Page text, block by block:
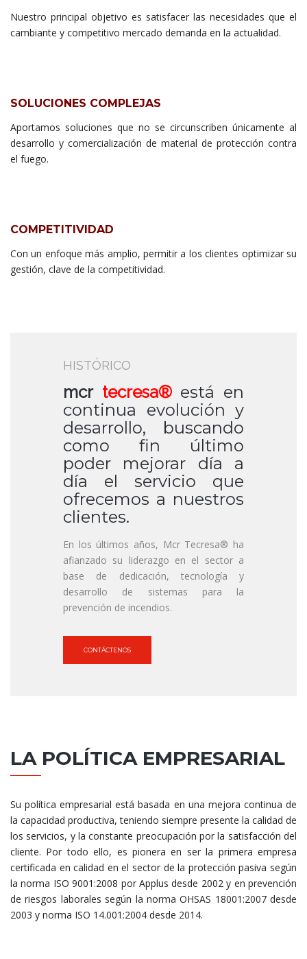
Nuestro principal objetivo es satisfacer las necesidades que el
cambiante y competitivo mercado demanda en la actualidad.
SOLUCIONES COMPLEJAS
Aportamos soluciones que no se circunscriben únicamente al
desarrollo y comercialización de material de protección contra
el fuego.
COMPETITIVIDAD
Con un enfoque más amplio, permitir a los clientes optimizar su
gestión, clave de la competitividad.
HISTÓRICO
mcr tecresa®está en
continua evolución y
desarrollo, buscando
como fin último
poder mejorar día a
día el servicio que
ofrecemos a nuestros
clientes.
En los últimos años, Mcr Tecresa® ha
afianzado su liderazgo en el sector a
base de dedicación, tecnología y
desarrollo de sistemas para la
prevención de incendios.
CONTÁCTENOS
LA POLÍTICA EMPRESARIAL
Su política empresarial está basada en una mejora continua de
la capacidad productiva, teniendo siempre presente la calidad de
los servicios, y la constante preocupación por la satisfacción del
cliente. Por todo ello, es pionera en ser la primera empresa
certificada en calidad en el sector de la protección pasiva según
la norma ISO 9001:2008 por Applus desde 2002 y en prevención
de riesgos laborales según la norma OHSAS 18001:2007 desde
2003 y norma ISO 14.001:2004 desde 2014.